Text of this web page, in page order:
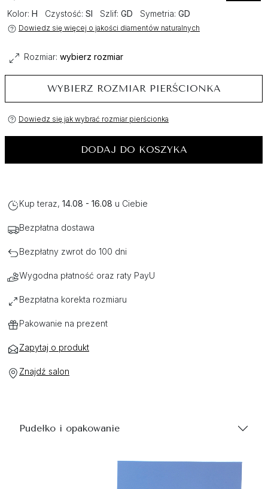
Kolor: H Czystość: SI Szlif: GD Symetria: GD
Dowiedz się więcej o jakości diamentów naturalnych
Rozmiar: wybierz rozmiar
WYBIERZ ROZMIAR PIERŚCIONKA
Dowiedz się jak wybrać rozmiar pierścionka
DODAJ DO KOSZYKA
Kup teraz, 14.08 - 16.08 u Ciebie
Bezpłatna dostawa
Bezpłatny zwrot do 100 dni
Wygodna płatność oraz raty PayU
Bezpłatna korekta rozmiaru
Pakowanie na prezent
Zapytaj o produkt
Znajdź salon
Pudełko i opakowanie